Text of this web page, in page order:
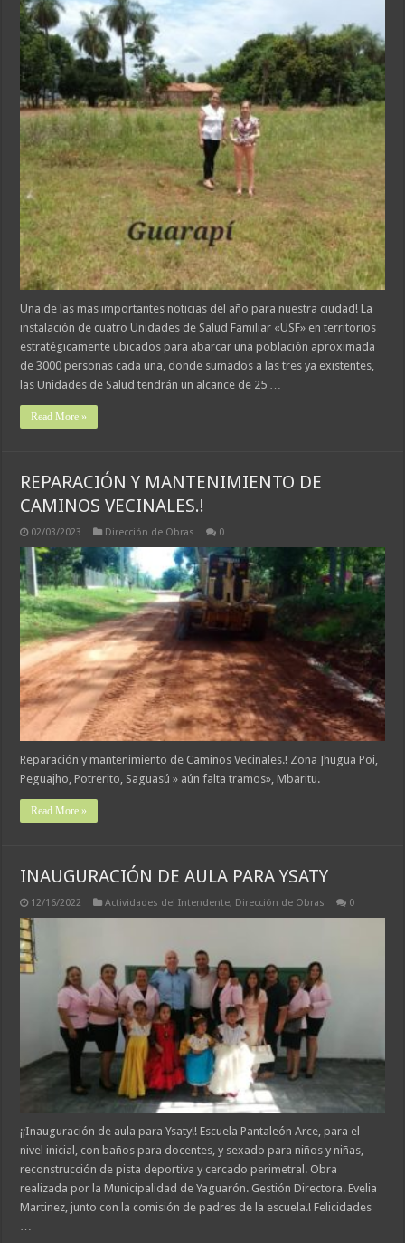
Una de las mas importantes noticias del año para nuestra ciudad! La
instalación de cuatro Unidades de Salud Familiar «USF» en territorios
estratégicamente ubicados para abarcar una población aproximada
de 3000 personas cada una, donde sumados a las tres ya existentes,
las Unidades de Salud tendrán un alcance de 25 …
Read More »
REPARACIÓN Y MANTENIMIENTO DE
CAMINOS VECINALES.!
02/03/2023 Dirección de Obras 0
Reparación y mantenimiento de Caminos Vecinales.! Zona Jhugua Poi,
Peguajho, Potrerito, Saguasú » aún falta tramos», Mbaritu.
Read More »
INAUGURACIÓN DE AULA PARA YSATY
12/16/2022 Actividades del Intendente, Dirección de Obras 0
¡¡Inauguración de aula para Ysaty!! Escuela Pantaleón Arce, para el
nivel inicial, con baños para docentes, y sexado para niños y niñas,
reconstrucción de pista deportiva y cercado perimetral. Obra
realizada por la Municipalidad de Yaguarón. Gestión Directora. Evelia
Martinez, junto con la comisión de padres de la escuela.! Felicidades
…